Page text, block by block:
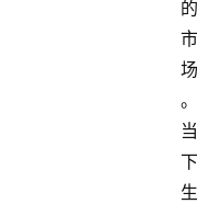
的
市
场
。
当
下
生